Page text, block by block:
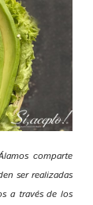
comparte
ser realizadas
a través de los